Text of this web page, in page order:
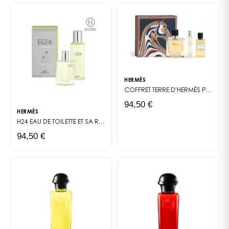
HERMÈS
H24 EAU DE TOILETTE ET SA RECHARGE
94,50 €
HERMÈS
COFFRET TERRE D'HERMÈS PARFUM
94,50 €